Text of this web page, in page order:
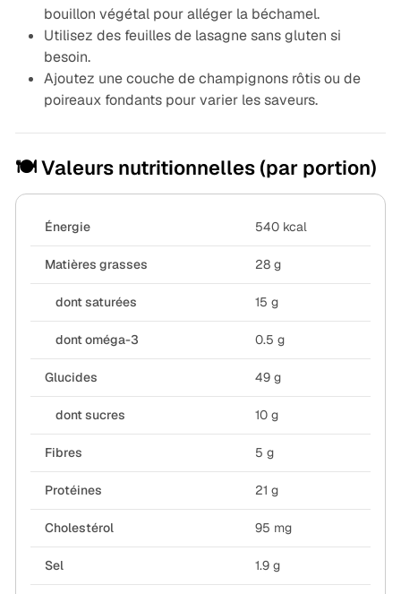
bouillon végétal pour alléger la béchamel.
Utilisez des feuilles de lasagne sans gluten si
besoin.
Ajoutez une couche de champignons rôtis ou de
poireaux fondants pour varier les saveurs.
🍽️ Valeurs nutritionnelles (par portion)
Énergie 540 kcal
Matières grasses 28 g
dont saturées 15 g
dont oméga-3 0.5 g
Glucides 49 g
dont sucres 10 g
Fibres 5 g
Protéines 21 g
Cholestérol 95 mg
Sel 1.9 g